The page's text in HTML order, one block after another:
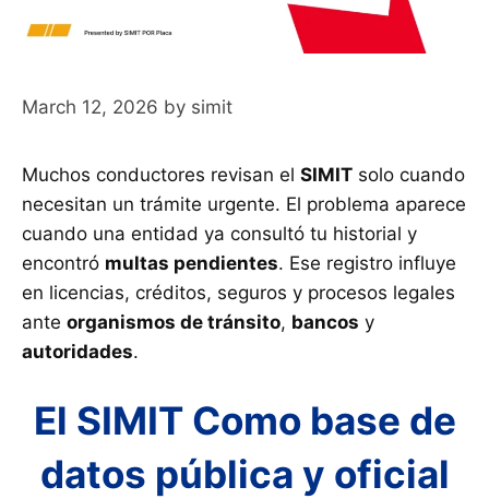
March 12, 2026 by simit
Muchos conductores revisan el SIMIT solo cuando
necesitan un trámite urgente. El problema aparece
cuando una entidad ya consultó tu historial y
encontró multas pendientes. Ese registro influye
en licencias, créditos, seguros y procesos legales
ante organismos de tránsito, bancos y
autoridades.
El SIMIT Como base de
datos pública y oficial